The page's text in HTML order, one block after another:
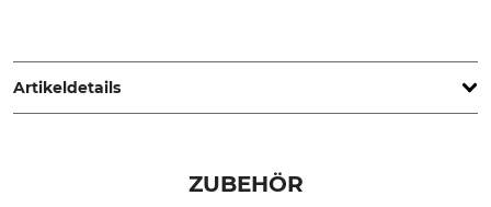
www.husqvarnagroup.com
Artikeldetails
Husqvarna
ZUBEHÖR